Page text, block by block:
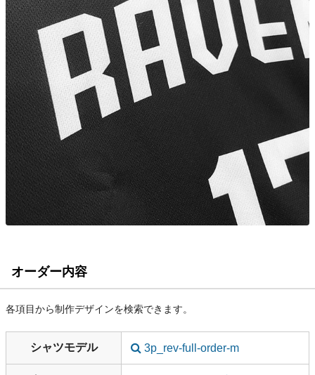
オーダー内容
各項目から制作デザインを検索できます。
シャツモデル 3p_rev-full-order-m